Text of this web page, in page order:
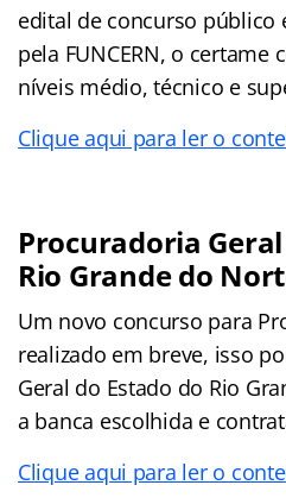
edital de concurso público
pela FUNCERN, o certame
níveis médio, técnico e
Clique aqui para ler o
Procuradoria
Rio Grande do
Um novo concurso para
realizado em breve, isso
Geral do Estado do Rio
a banca escolhida e
Clique aqui para ler o